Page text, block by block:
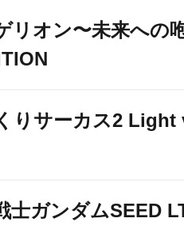
リオン〜未来への
りサーカス2 Light
士ガンダムSEED